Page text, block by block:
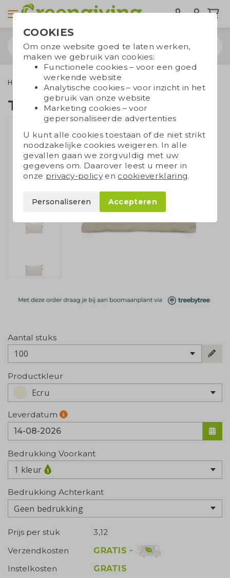
Home & Living Toilettasjes Toilettas katoen
Toilettas katoen
Aantal stuks
100
Productkleur
Ecru
Leverdatum
Bedrukking Voorkant
1 kleur
Bedrukking Achterkant
Geen bedrukking
Prijs per stuk
3,12
Verzendkosten
GRATIS +
Instelkosten
GRATIS
COOKIES
Om onze website goed te laten werken,
maken we gebruik van cookies:
Functionele cookies – voor een goed
werkende website
Analytische cookies – voor inzicht in het
gebruik van onze website
Marketing cookies – voor
gepersonaliseerde advertenties
U kunt alle cookies toestaan of de niet strikt
noodzakelijke cookies weigeren. In alle
gevallen gaan we zorgvuldig met uw
gegevens om. Daarover leest u meer in
onze privacy-policyen cookieverklaring.
Personaliseren Accepteren